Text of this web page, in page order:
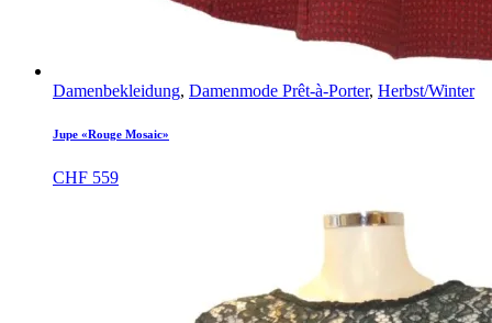
Damenbekleidung, Damenmode Prêt-à-Porter, Herbst/Winter
Jupe «Rouge Mosaic»
CHF 559